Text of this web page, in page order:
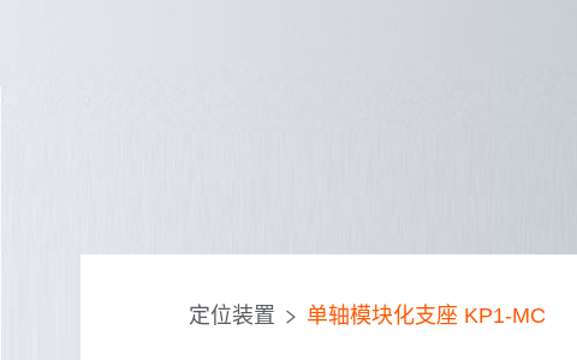
定位装置 单轴模块化支座 KP1-MC